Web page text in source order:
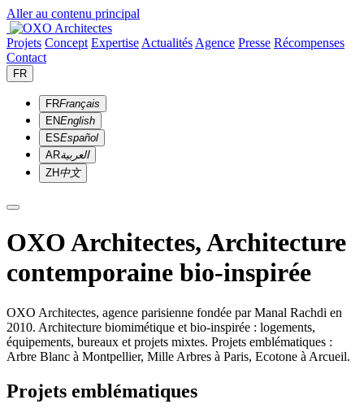
Aller au contenu principal
Projets Concept Expertise Actualités Agence Presse Récompenses
Contact
FR
FRFrançais
ENEnglish
ESEspañol
ARالعربية
ZH中文
OXO Architectes, Architecture
contemporaine bio-inspirée
OXO Architectes, agence parisienne fondée par Manal Rachdi en
2010. Architecture biomimétique et bio-inspirée : logements,
équipements, bureaux et projets mixtes. Projets emblématiques :
Arbre Blanc à Montpellier, Mille Arbres à Paris, Ecotone à Arcueil.
Projets emblématiques